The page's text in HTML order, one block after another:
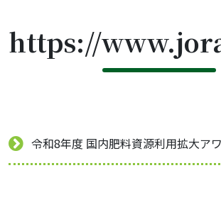
https://
令和8年度 国内肥料資源利用拡大ア